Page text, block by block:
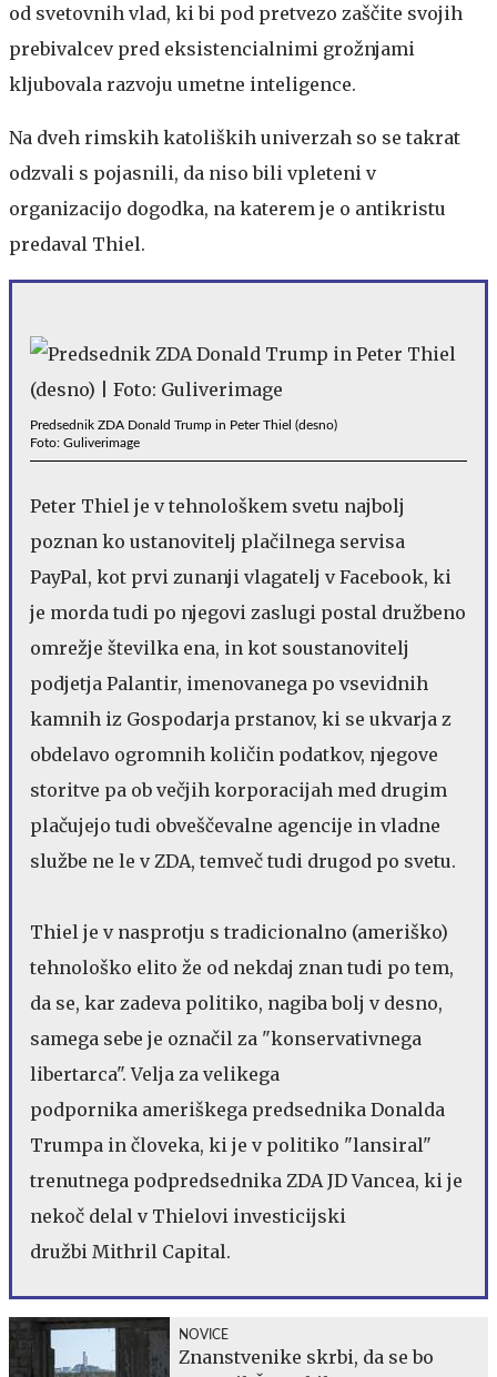
od svetovnih vlad, ki bi pod pretvezo zaščite svojih
prebivalcev pred eksistencialnimi grožnjami
kljubovala razvoju umetne inteligence.
Na dveh rimskih katoliških univerzah so se takrat
odzvali s pojasnili, da niso bili vpleteni v
organizacijo dogodka, na katerem je o antikristu
predaval Thiel.
Predsednik ZDA Donald Trump in Peter Thiel (desno)
Foto: Guliverimage
Peter Thiel je v tehnološkem svetu najbolj
poznan ko ustanovitelj plačilnega servisa
PayPal, kot prvi zunanji vlagatelj v Facebook, ki
je morda tudi po njegovi zaslugi postal družbeno
omrežje številka ena, in kot soustanovitelj
podjetja Palantir, imenovanega po vsevidnih
kamnih iz Gospodarja prstanov, ki se ukvarja z
obdelavo ogromnih količin podatkov, njegove
storitve pa ob večjih korporacijah med drugim
plačujejo tudi obveščevalne agencije in vladne
službe ne le v ZDA, temveč tudi drugod po svetu.
Thiel je v nasprotju s tradicionalno (ameriško)
tehnološko elito že od nekdaj znan tudi po tem,
da se, kar zadeva politiko, nagiba bolj v desno,
samega sebe je označil za "konservativnega
libertarca". Velja za velikega
podpornika ameriškega predsednika Donalda
Trumpa in človeka, ki je v politiko "lansiral"
trenutnega podpredsednika ZDA JD Vancea, ki je
nekoč delal v Thielovi investicijski
družbi Mithril Capital.
NOVICE
Znanstvenike skrbi, da se bo